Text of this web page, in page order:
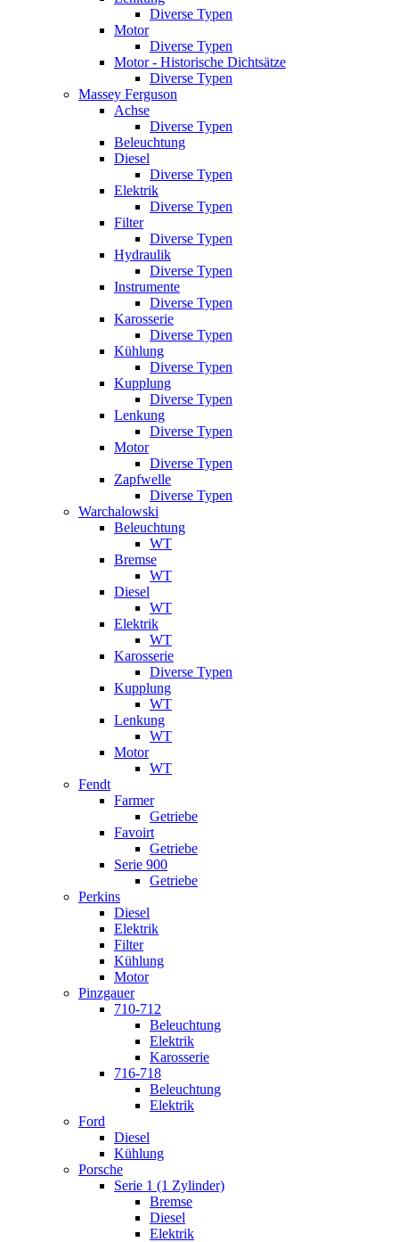
Diverse Typen
Motor
Diverse Typen
Motor - Historische Dichtsätze
Diverse Typen
Massey Ferguson
Achse
Diverse Typen
Beleuchtung
Diesel
Diverse Typen
Elektrik
Diverse Typen
Filter
Diverse Typen
Hydraulik
Diverse Typen
Instrumente
Diverse Typen
Karosserie
Diverse Typen
Kühlung
Diverse Typen
Kupplung
Diverse Typen
Lenkung
Diverse Typen
Motor
Diverse Typen
Zapfwelle
Diverse Typen
Warchalowski
Beleuchtung
WT
Bremse
WT
Diesel
WT
Elektrik
WT
Karosserie
Diverse Typen
Kupplung
WT
Lenkung
WT
Motor
WT
Fendt
Farmer
Getriebe
Favoirt
Getriebe
Serie 900
Getriebe
Perkins
Diesel
Elektrik
Filter
Kühlung
Motor
Pinzgauer
710-712
Beleuchtung
Elektrik
Karosserie
716-718
Beleuchtung
Elektrik
Ford
Diesel
Kühlung
Porsche
Serie 1 (1 Zylinder)
Bremse
Diesel
Elektrik